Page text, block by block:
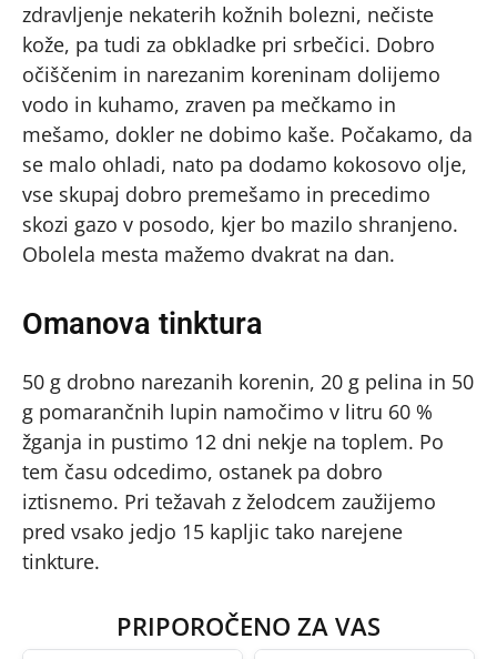
zdravljenje nekaterih kožnih bolezni, nečiste
kože, pa tudi za obkladke pri srbečici. Dobro
očiščenim in narezanim koreninam dolijemo
vodo in kuhamo, zraven pa mečkamo in
mešamo, dokler ne dobimo kaše. Počakamo, da
se malo ohladi, nato pa dodamo kokosovo olje,
vse skupaj dobro premešamo in precedimo
skozi gazo v posodo, kjer bo mazilo shranjeno.
Obolela mesta mažemo dvakrat na dan.
Omanova tinktura
50 g drobno narezanih korenin, 20 g pelina in 50
g pomarančnih lupin namočimo v litru 60 %
žganja in pustimo 12 dni nekje na toplem. Po
tem času odcedimo, ostanek pa dobro
iztisnemo. Pri težavah z želodcem zaužijemo
pred vsako jedjo 15 kapljic tako narejene
tinkture.
PRIPOROČENO ZA VAS